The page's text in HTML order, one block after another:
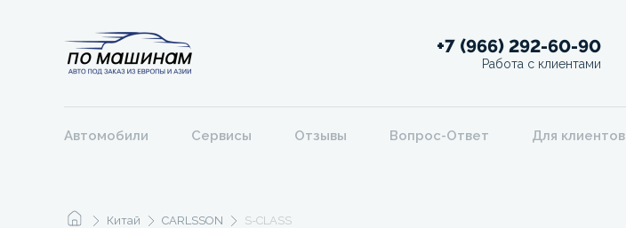
+7 (966) 292-60-90
Работа с клиентами
Автомобили Сервисы Отзывы Вопрос-Ответ Для клиентов
Китай CARLSSON S-CLASS